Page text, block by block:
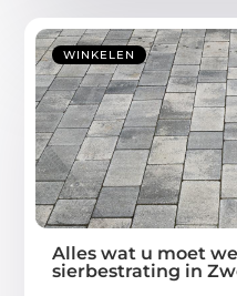
WINKELEN
Alles wat u moet
sierbestrating in